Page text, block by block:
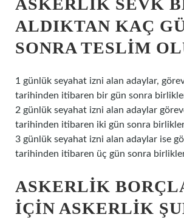
ASKERLIK SEVK
ALDIKTAN KAÇ
SONRA TESLIM
1 günlük seyahat izni alan adaylar,
tarihinden itibaren bir gün sonra
2 günlük seyahat izni alan adaylar
tarihinden itibaren iki gün sonra
3 günlük seyahat izni alan adaylar ise
tarihinden itibaren üç gün sonra
ASKERLIK
IÇIN ASKERLIK